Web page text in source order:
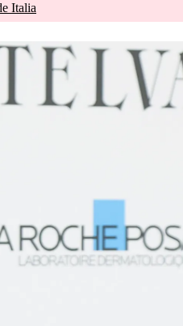
Italia